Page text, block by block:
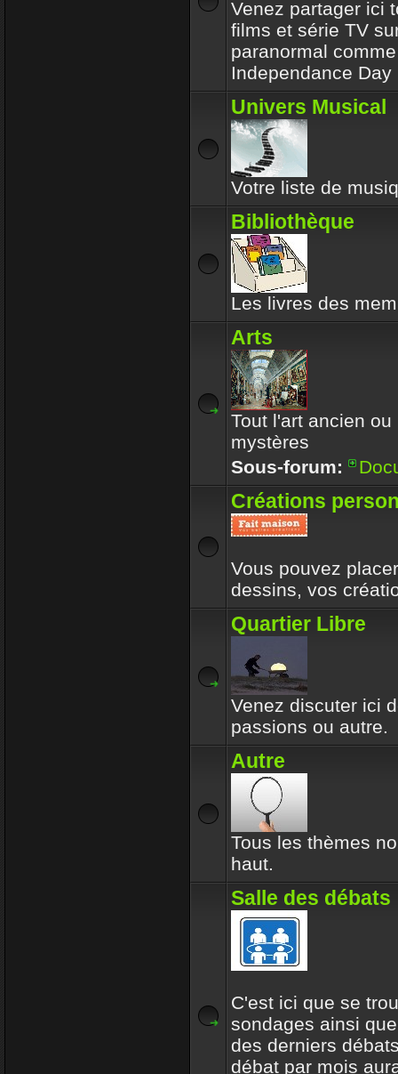
Venez partager ici
films et série TV
paranormal
Independance
Univers Musical
Votre liste de
Bibliothèque
Les livres des
Arts
Tout l'art ancien
mystères
Sous-forum:
Créations
Vous pouvez
dessins, vos
Quartier Libre
Venez discuter ici
passions ou autre.
Autre
Tous les thèmes
haut.
Salle des débats
C'est ici que se
sondages ainsi
des derniers
débat par mois